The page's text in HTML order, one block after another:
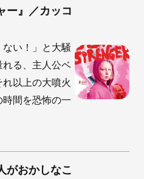
ー』／カッコ
ない！」と大騒
る、主人公ベ
以上の大噴火
間を恐怖の一
がおかしなこ